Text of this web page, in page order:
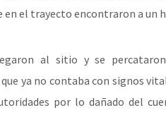
en el trayecto encontraron a un
al sitio y se
ya no contaba con signos
por lo dañado del